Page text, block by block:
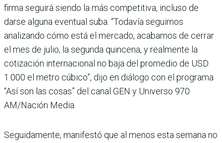
firma seguirá siendo la más competitiva, incluso de
darse alguna eventual suba. “Toda­vía seguimos
analizando cómo está el mercado, aca­bamos de cerrar
el mes de julio, la segunda quincena, y realmente la
cotización inter­nacional no baja del prome­dio de USD
1.000 el metro cúbico”, dijo en diálogo con el programa
“Así son las cosas” del canal GEN y Universo 970
AM/Nación Media.
Seguidamente, manifestó que al menos esta semana no